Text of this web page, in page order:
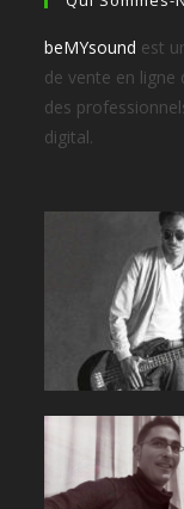
beMYsound est
de vente en
des
digital.